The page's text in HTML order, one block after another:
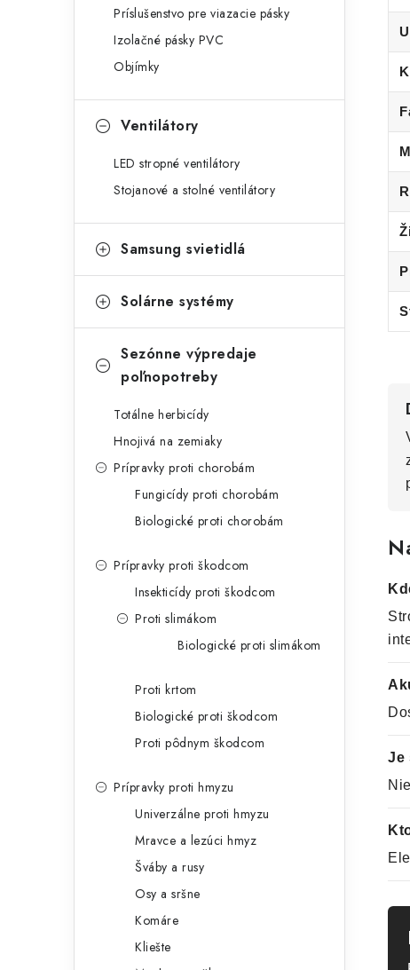
Príslušenstvo pre viazacie pásky
Izolačné pásky PVC
Objímky
Ventilátory
LED stropné ventilátory
Stojanové a stolné ventilátory
Samsung svietidlá
Solárne systémy
Sezónne výpredaje
poľnopotreby
Totálne herbicídy
Hnojivá na zemiaky
Prípravky proti chorobám
Fungicídy proti chorobám
Biologické proti chorobám
Prípravky proti škodcom
Insekticídy proti škodcom
Proti slimákom
Biologické proti slimákom
Proti krtom
Biologické proti škodcom
Proti pôdnym škodcom
Prípravky proti hmyzu
Univerzálne proti hmyzu
Mravce a lezúci hmyz
Šváby a rusy
Osy a sršne
Komáre
Kliešte
Je